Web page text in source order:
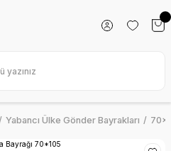
Yabancı Ülke Gönder Bayrakları